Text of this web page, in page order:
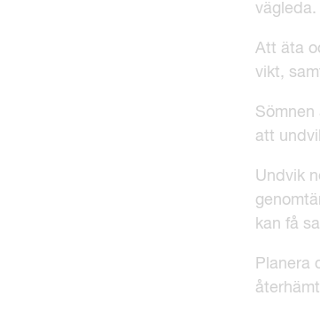
vägleda.
Att äta
vikt,
Sömnen
att
Undvik
kan få
Planera